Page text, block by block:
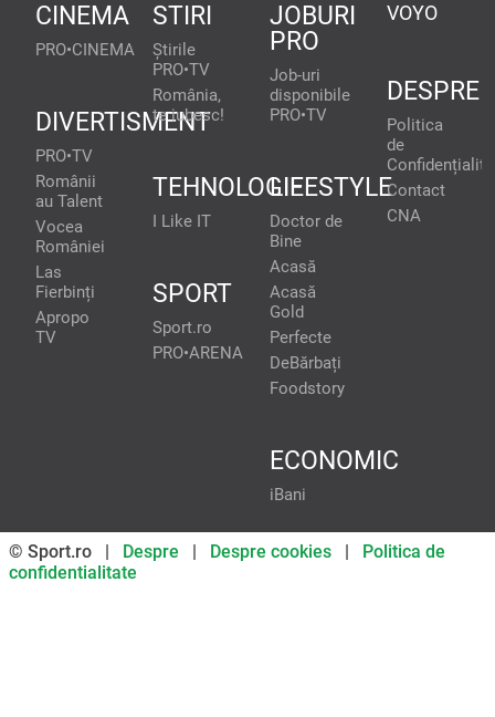
CINEMA
PRO•CINEMA
DIVERTISMENT
PRO•TV
Românii
au Talent
Vocea
României
Las
Fierbinți
Apropo
TV
STIRI
Știrile
PRO•TV
România,
te iubesc!
TEHNOLOGIE
I Like IT
SPORT
Sport.ro
PRO•ARENA
JOBURI
PRO
Job-uri
disponibile
PRO•TV
LIFESTYLE
Doctor de
Bine
Acasă
Acasă
Gold
Perfecte
DeBărbați
Foodstory
ECONOMIC
iBani
VOYO
DESPRE
Politica
de
Contact
CNA
© Sport.ro | Despre Despre cookies
Politica de
confidentialitate